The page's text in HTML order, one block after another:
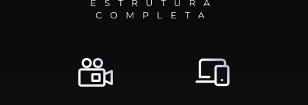
ESTRUTURA
COMPLETA